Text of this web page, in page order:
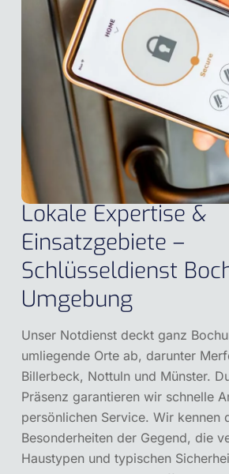
Lokale Expertise &
Einsatzgebiete –
Schlüsseldienst
Umgebung
Unser Notdienst deckt ganz
umliegende Orte ab, darunter
Billerbeck, Nottuln und Münster.
Präsenz garantieren wir schnelle
persönlichen Service. Wir kennen
Besonderheiten der Gegend, die
Haustypen und typischen